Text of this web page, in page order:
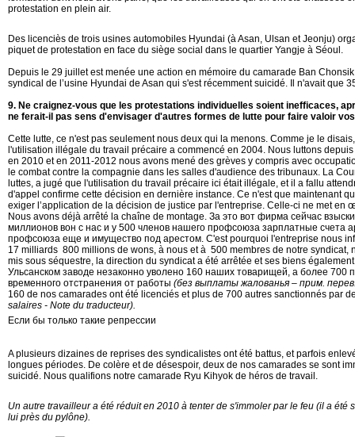
protestation en plein air.
Des licenciès de trois usines automobiles Hyundai (à Asan, Ulsan et Jeonju)
piquet de protestation en face du siège social dans le quartier Yangje à Séoul.
Depuis le 29 juillet est menée une action en mémoire du camarade Ban
syndical de l’usine Hyundai de Asan qui s'est récemment suicidé. Il n'avait que
9. Ne craignez-vous que les protestations individuelles soient inefficaces,
ne ferait-il pas sens d'envisager d'autres formes de lutte pour faire valoir
Cette lutte, ce n'est pas seulement nous deux qui la menons. Comme je le
l'utilisation illégale du travail précaire a commencé en 2004. Nous luttons
en 2010 et en 2011-2012 nous avons mené des grèves y compris avec
le combat contre la compagnie dans les salles d'audience des tribunaux. La
luttes, a jugé que l'utilisation du travail précaire ici était illégale, et il a fallu
d'appel confirme cette décision en dernière instance. Ce n'est que maintenant
exiger l’application de la décision de justice par l'entreprise. Celle-ci ne met en
Nous avons déjà arrêté la chaîne de montage. За это вот фирма сейчас
миллионов вон с нас и у 500 членов нашего профсоюза зарплатные счета
профсоюза еще и имущество под арестом. C'est pourquoi l'entreprise nous
17 milliards 800 millions de wons, à nous et à 500 membres de notre syndicat,
mis sous séquestre, la direction du syndicat a été arrêtée et ses biens
Ульсанском заводе незаконно уволено 160 наших товарищей, а более 700
временного отстранения от работы (без выплаты жалованья – прим.
160 de nos camarades ont été licenciés et plus de 700 autres sanctionnés par
salaires - Note du traducteur).
Если бы только такие репрессии
A plusieurs dizaines de reprises des syndicalistes ont été battus, et parfois
longues périodes. De colère et de désespoir, deux de nos camarades se sont
suicidé. Nous qualifions notre camarade Ryu Kihyok de héros de travail.
Un autre travailleur a été réduit en 2010 à tenter de s'immoler par le feu (il a été
lui près du pylône).